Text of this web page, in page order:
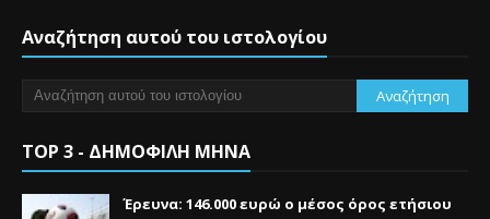
Αναζήτηση αυτού του ιστολογίου
TOP 3 - ΔΗΜΟΦΙΛΗ ΜΗΝΑ
Έρευνα: 146.000 ευρώ ο μέσος όρος ετήσιου